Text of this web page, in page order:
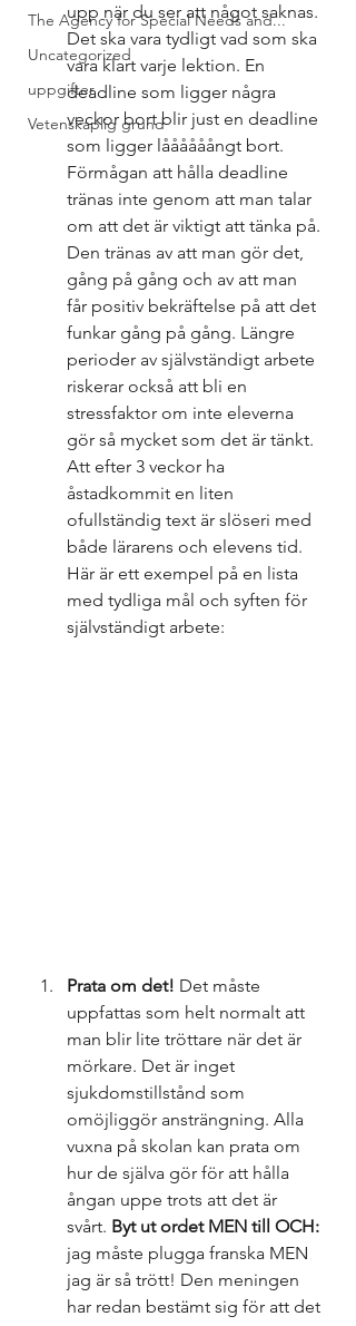
The Agency for Special Needs and...
Uncategorized
uppgifter
Vetenskaplig grund
upp när du ser att något saknas.
Det ska vara tydligt vad som ska
vara klart varje lektion. En
deadline som ligger några
veckor bort blir just en deadline
som ligger låååååångt bort.
Förmågan att hålla deadline
tränas inte genom att man talar
om att det är viktigt att tänka på.
Den tränas av att man gör det,
gång på gång och av att man
får positiv bekräftelse på att det
funkar gång på gång. Längre
perioder av självständigt arbete
riskerar också att bli en
stressfaktor om inte eleverna
gör så mycket som det är tänkt.
Att efter 3 veckor ha
åstadkommit en liten
ofullständig text är slöseri med
både lärarens och elevens tid.
Här är ett exempel på en lista
med tydliga mål och syften för
självständigt arbete:
Prata om det! Det måste
uppfattas som helt normalt att
man blir lite tröttare när det är
mörkare. Det är inget
sjukdomstillstånd som
omöjliggör ansträngning. Alla
vuxna på skolan kan prata om
hur de själva gör för att hålla
ångan uppe trots att det är
svårt. Byt ut ordet MEN till OCH:
jag måste plugga franska MEN
jag är så trött! Den meningen
har redan bestämt sig för att det